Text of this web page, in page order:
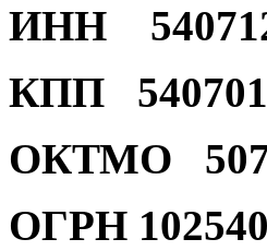
ИНН
КПП
ОКТМО
ОГРН